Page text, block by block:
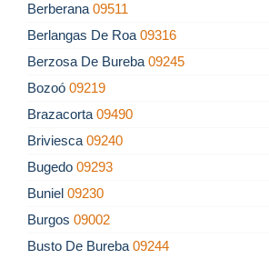
Berberana 09511
Berlangas De Roa 09316
Berzosa De Bureba 09245
Bozoó 09219
Brazacorta 09490
Briviesca 09240
Bugedo 09293
Buniel 09230
Burgos 09002
Busto De Bureba 09244